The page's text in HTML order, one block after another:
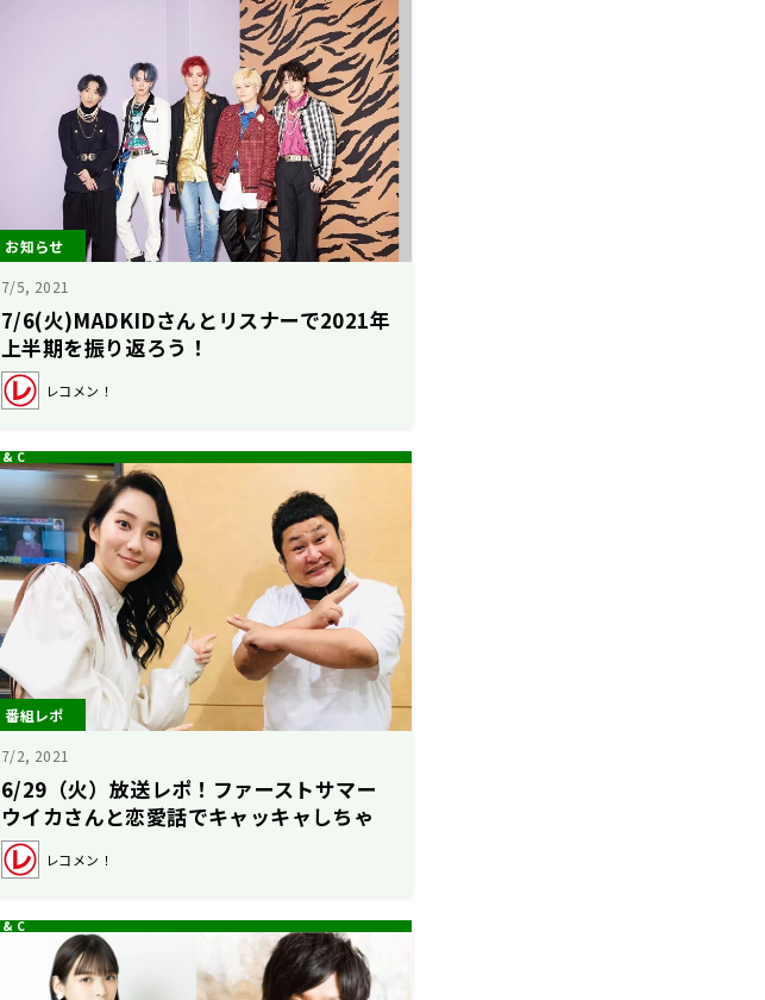
お知らせ
7/5, 2021
7/6(火)MADKIDさんとリスナーで2021年
上半期を振り返ろう！
レコメン！
番組レポ
7/2, 2021
6/29（火）放送レポ！ファーストサマー
ウイカさんと恋愛話でキャッキャしちゃ
いました！
レコメン！